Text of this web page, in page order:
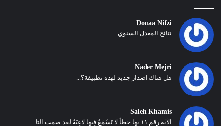
Douaa Nifzi
نتائج المعدل السنوي...
Nader Mejri
هل هناك اصدار جديد لهذه تطبيقة؟...
Saleh Khamis
الآية رقم ١١ بها خطأ لا تَسْمَعُ فِيها لاغِيَةً لقد ضمت التا...